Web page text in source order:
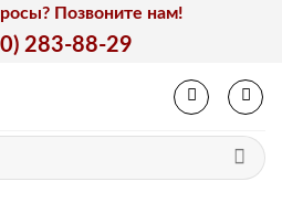
Позвоните нам!
283-88-29